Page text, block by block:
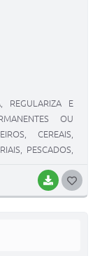
BAIXAR
REGULARIZA E
OU
CEREAIS,
PESCADOS,